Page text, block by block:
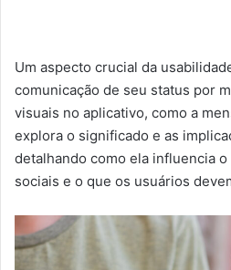
Um aspecto crucial da
comunicação de seu status por
visuais no aplicativo, como a
explora o significado e as
detalhando como ela influencia
sociais e o que os usuários